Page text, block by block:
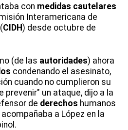
con medidas cautelares
Interamericana de
CIDH) desde octubre de
(de las autoridades) ahora
condenando el asesinato,
cuando no cumplieron su
prevenir" un ataque, dijo a la
de derechos humanos
a López en la